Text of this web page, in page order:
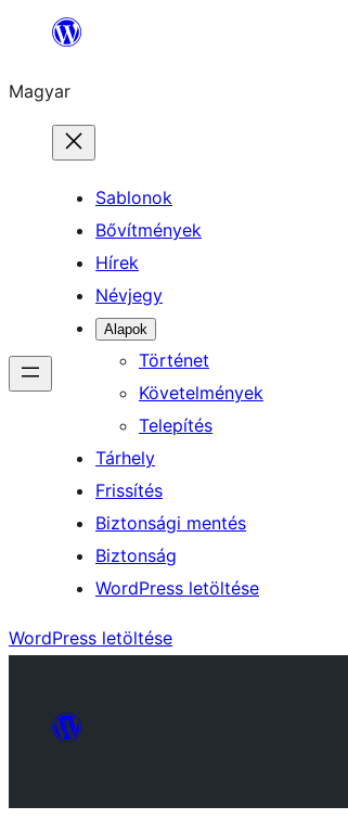
Ugrás
tartalomhoz
Magyar
Sablonok
Bővítmények
Hírek
Névjegy
Alapok
Történet
Követelmények
Telepítés
Tárhely
Frissítés
Biztonsági mentés
Biztonság
WordPress letöltése
WordPress letöltése